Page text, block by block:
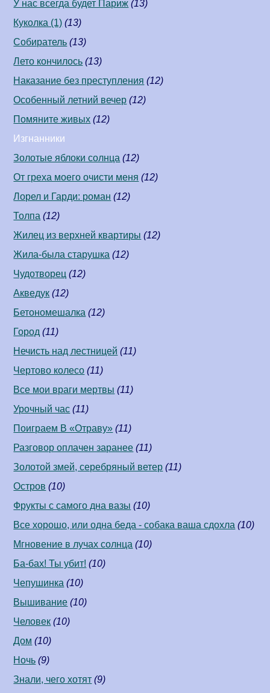
У нас всегда будет Париж (13)
Куколка (1) (13)
Собиратель (13)
Лето кончилось (13)
Наказание без преступления (12)
Особенный летний вечер (12)
Помяните живых (12)
Изгнанники
Золотые яблоки солнца (12)
От греха моего очисти меня (12)
Лорел и Гарди: роман (12)
Толпа (12)
Жилец из верхней квартиры (12)
Жила-была старушка (12)
Чудотворец (12)
Акведук (12)
Бетономешалка (12)
Город (11)
Нечисть над лестницей (11)
Чертово колесо (11)
Все мои враги мертвы (11)
Урочный час (11)
Поиграем В «Отраву» (11)
Разговор оплачен заранее (11)
Золотой змей, серебряный ветер (11)
Остров (10)
Фрукты с самого дна вазы (10)
Все хорошо, или одна беда - собака ваша сдохла (10)
Мгновение в лучах солнца (10)
Ба-бах! Ты убит! (10)
Чепушинка (10)
Вышивание (10)
Человек (10)
Дом (10)
Ночь (9)
Знали, чего хотят (9)